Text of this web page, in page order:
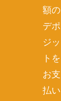
額の
デポ
ジッ
トを
お支
払い